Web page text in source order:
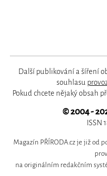
Další publikování a šíření
souhlasu
Pokud chcete nějaký obsah
© 2004 -
ISSN
Magazín PŘÍRODA.cz je již od
na originálním redakčním